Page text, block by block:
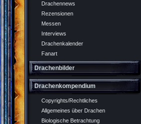
Drachennews
Rezensionen
Messen
Interviews
Drachenkalender
Fanart
Drachenbilder
Drachenkompendium
Copyrights/Rechtliches
Allgemeines über Drachen
Biologische Betrachtung